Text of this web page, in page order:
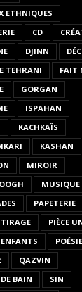
ETHNIQUES
CD
DJINN
TEHRANI
FAIT
GORGAN
ISPAHAN
KACHKAÏS
KASHAN
MIROIR
MUSIQUE
PAPETERIE
PIÈCE
POÉSIE
QAZVIN
BAIN
SIN